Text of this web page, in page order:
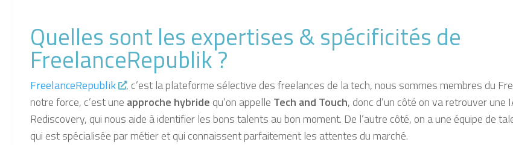
Quelles sont les expertises & spécificités de
FreelanceRepublik ?
FreelanceRepublik , c’est laplateforme sélective des freelances de la tech, nous sommes membres du
notre force, c’est une approche hybride qu’on appelle Tech and Touch, donc d’un côté on va retrouver une
Rediscovery, qui nous aide à identifier les bons talents au bon moment. De l’autre côté, on a une équipe de
qui est spécialisée par métieret qui connaissent parfaitement les attentes du marché.